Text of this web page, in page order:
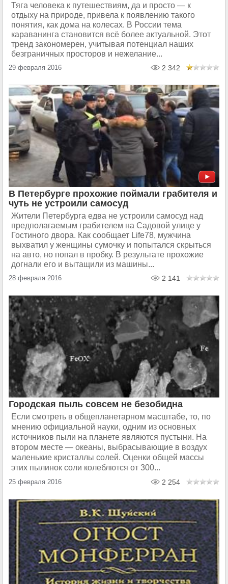
Тяга человека к путешествиям, да и просто — к
отдыху на природе, привела к появлению такого
понятия, как дома на колесах. В России тема
караванинга становится всё более актуальной. Этот
тренд закономерен, учитывая потенциал наших
безграничных просторов и нежелание...
29 февраля 2016 2 342
В Петербурге прохожие поймали грабителя и
чуть не устроили самосуд
Жители Петербурга едва не устроили самосуд над
предполагаемым грабителем на Садовой улице у
Гостиного двора. Как сообщает Life78, мужчина
выхватил у женщины сумочку и попытался скрыться
на авто, но попал в пробку. В результате прохожие
догнали его и вытащили из машины...
28 февраля 2016 2 141
Городская пыль совсем не безобидна
Если смотреть в общепланетарном масштабе, то, по
мнению официальной науки, одним из основных
источников пыли на планете являются пустыни. На
втором месте — океаны, выбрасывающие в воздух
маленькие кристаллы солей. Оценки общей массы
этих пылинок соли колеблются от 300...
25 февраля 2016 2 254